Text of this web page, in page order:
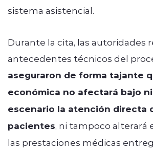
sistema asistencial.
Durante la cita, las autoridades
antecedentes técnicos del
aseguraron de forma tajante
económica no afectará bajo
escenario la atención directa
pacientes, ni tampoco alterará
las prestaciones médicas